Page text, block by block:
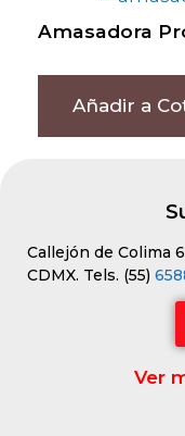
Amasadora
Añadir a
Callejón de Colima
CDMX. Tels. (55)
Ver